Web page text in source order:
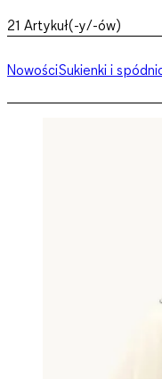
21 Artykuł(-y/-ów)
NowościSukienki i